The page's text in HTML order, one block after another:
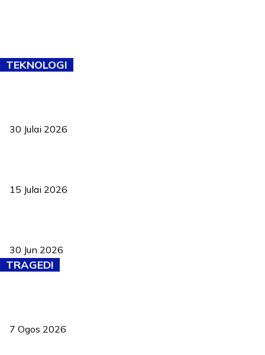
TEKNOLOGI
30 Julai 2026
15 Julai 2026
30 Jun 2026
TRAGEDI
7 Ogos 2026